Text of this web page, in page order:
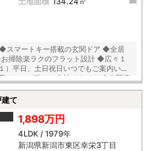
スマートキー搭載の玄関ドア ◆全居
掃除楽ラクのフラット設計 ◆広々１
ローンに強い」会社です ３）未公開情
者機関検査による「住宅性能評価」
良工事」実施！ ■安心の建物１０年保
無休のアフターサービスコールセン
洗濯が可能 【教育】 中野山
徒歩１２分
て
1,898万円
4LDK / 1979年
新潟県新潟市東区幸栄3丁目